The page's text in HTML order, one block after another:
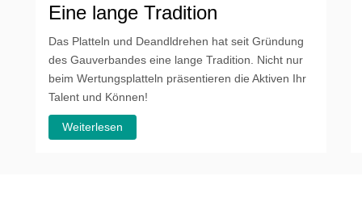
Eine lange Tradition
Das Platteln und Deandldrehen hat seit Gründung
des Gauverbandes eine lange Tradition. Nicht nur
beim Wertungsplatteln präsentieren die Aktiven Ihr
Talent und Können!
Weiterlesen